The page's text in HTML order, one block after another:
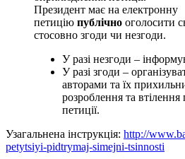
Президент має на електронну
петицію публічно оголосити
стосовно згоди чи незгоди.
У разі незгоди –
У разі згоди –
авторами та їх
розроблення та втілення
петиції.
Узагальнена інструкція: http://
petytsiyi-pidtrymaj-simejni-tsinnosti